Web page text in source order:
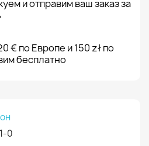
и отправим ваш заказ за
€ по Европе и 150 zł по
бесплатно
0